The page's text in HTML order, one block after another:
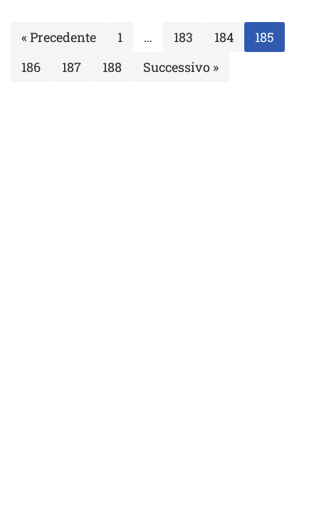
« Precedente 1 … 183 184
185
186
187 188 Successivo »